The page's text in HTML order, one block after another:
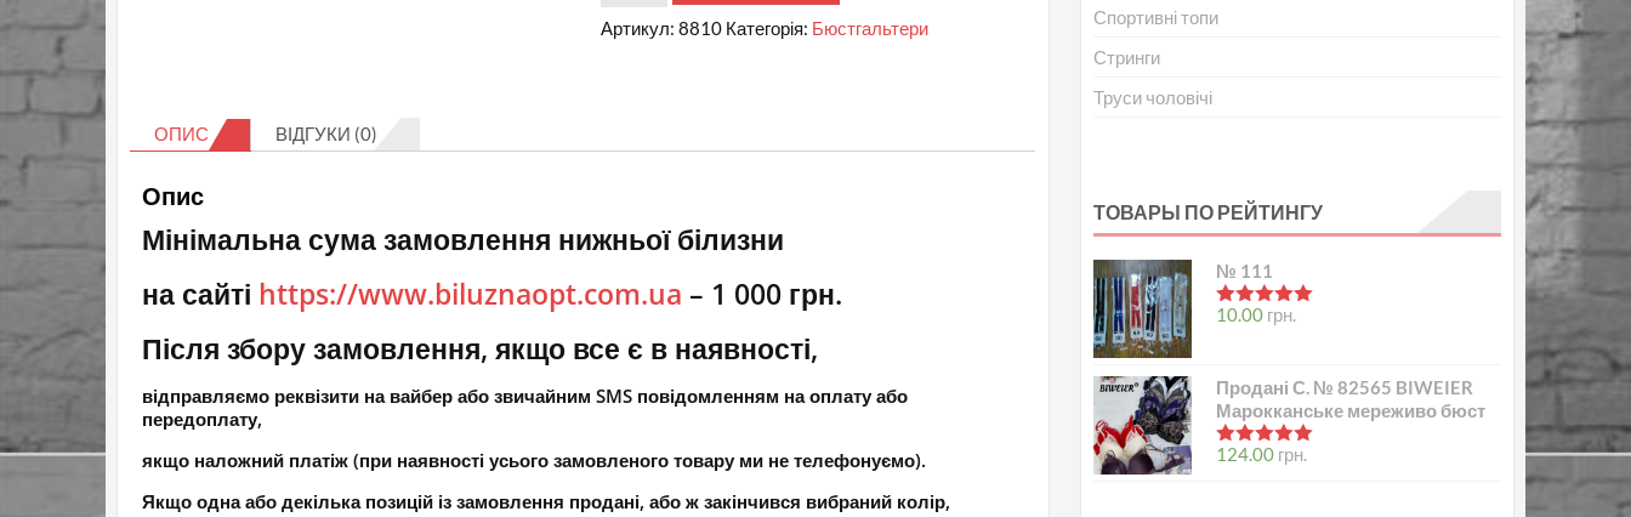
Бюстгальтер
кількість
Артикул:8810 Категорія: Бюстгальтери
ОПИС ВІДГУКИ (0)
Опис
Мінімальна сума замовлення нижньої білизни
на сайті https://www.biluznaopt.com.ua – 1 000 грн.
Після збору замовлення, якщо все є в наявності,
відправляємо реквізити на вайбер або звичайним SMS повідомленням на оплату або
передоплату,
якщо наложний платіж (при наявності усього замовленого товару ми не телефонуємо).
Якщо одна або декілька позицій із замовлення продані, або ж закінчився вибраний колір,
Спортивні топи
Стринги
Труси чоловічі
ТОВАРЫ ПО РЕЙТИНГУ
№ 111
в5.00з 5
10.00 грн.
Продані С. № 82565 BIWEIER
Марокканське мереживо бюст
в5.00з 5
124.00 грн.